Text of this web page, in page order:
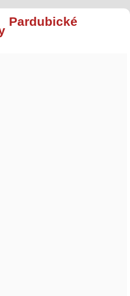
Pardubické